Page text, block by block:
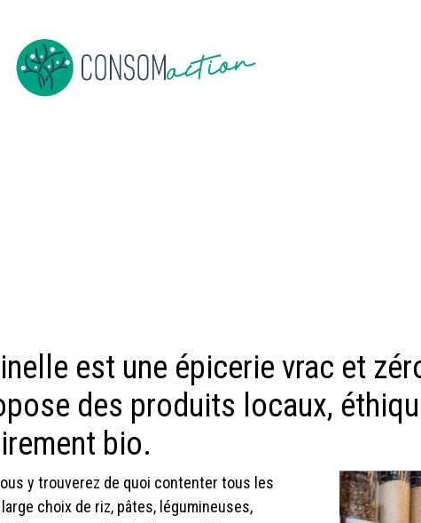
est une épicerie vrac et
des produits locaux,
bio.
y trouverez de quoi contenter tous les
choix de riz, pâtes, légumineuses,